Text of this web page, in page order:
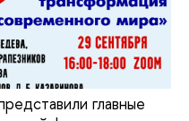
главные